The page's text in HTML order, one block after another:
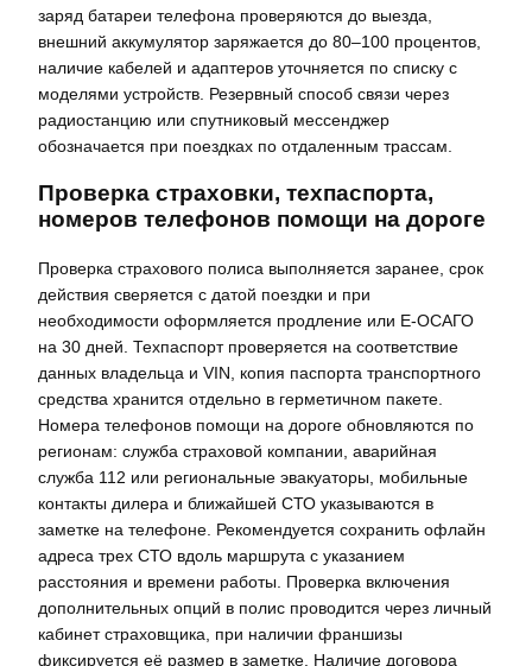
заряд батареи телефона проверяются до выезда,
внешний аккумулятор заряжается до 80–100 процентов,
наличие кабелей и адаптеров уточняется по списку с
моделями устройств. Резервный способ связи через
радиостанцию или спутниковый мессенджер
обозначается при поездках по отдаленным трассам.
Проверка страховки, техпаспорта,
номеров телефонов помощи на дороге
Проверка страхового полиса выполняется заранее, срок
действия сверяется с датой поездки и при
необходимости оформляется продление или Е-ОСАГО
на 30 дней. Техпаспорт проверяется на соответствие
данных владельца и VIN, копия паспорта транспортного
средства хранится отдельно в герметичном пакете.
Номера телефонов помощи на дороге обновляются по
регионам: служба страховой компании, аварийная
служба 112 или региональные эвакуаторы, мобильные
контакты дилера и ближайшей СТО указываются в
заметке на телефоне. Рекомендуется сохранить офлайн
адреса трех СТО вдоль маршрута с указанием
расстояния и времени работы. Проверка включения
дополнительных опций в полис проводится через личный
кабинет страховщика, при наличии франшизы
фиксируется её размер в заметке. Наличие договора